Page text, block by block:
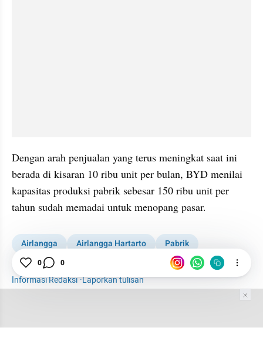
Dengan arah penjualan yang terus meningkat saat ini
berada di kisaran 10 ribu unit per bulan, BYD menilai
kapasitas produksi pabrik sebesar 150 ribu unit per
tahun sudah memadai untuk menopang pasar.
Airlangga Airlangga Hartarto
Pabrik
Pabrik mobil
Informasi Redaksi·Laporkan tulisan
0 0